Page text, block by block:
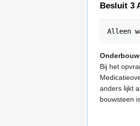
Besluit 3
Bij het
anders lijkt
bouwsteen